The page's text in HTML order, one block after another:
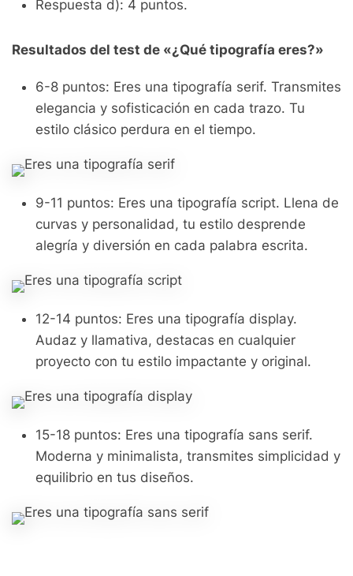
Respuesta d): 4 puntos.
Resultados del test de «¿Qué tipografía eres?»
6-8 puntos: Eres una tipografía serif. Transmites
elegancia y sofisticación en cada trazo. Tu
estilo clásico perdura en el tiempo.
9-11 puntos: Eres una tipografía script. Llena de
curvas y personalidad, tu estilo desprende
alegría y diversión en cada palabra escrita.
12-14 puntos: Eres una tipografía display.
Audaz y llamativa, destacas en cualquier
proyecto con tu estilo impactante y original.
15-18 puntos: Eres una tipografía sans serif.
Moderna y minimalista, transmites simplicidad y
equilibrio en tus diseños.